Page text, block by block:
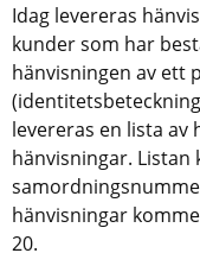
Idag levereras
kunder som har
hänvisningen av ett
levereras en lista
hänvisningar. Listan
hänvisningar
20.